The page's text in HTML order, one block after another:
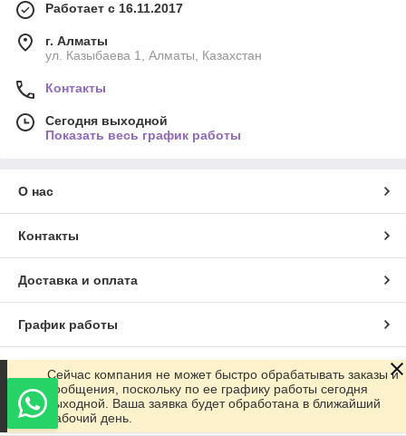
Работает с 16.11.2017
г. Алматы
ул. Казыбаева 1, Алматы, Казахстан
Контакты
Сегодня выходной
Показать весь график работы
О нас
Контакты
Доставка и оплата
График работы
Полная версия сайта
Сайт создан на маркетплейсе Satu.kz
Сейчас компания не может быстро обрабатывать заказы и
сообщения, поскольку по ее графику работы сегодня
выходной. Ваша заявка будет обработана в ближайший
рабочий день.